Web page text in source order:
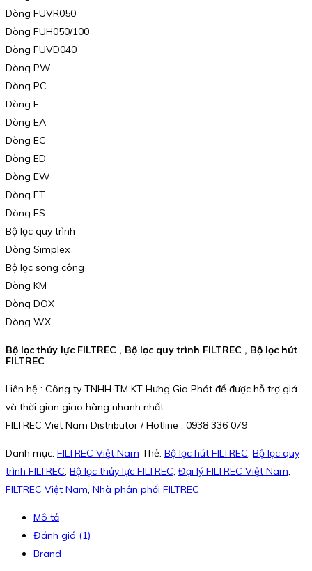
Dòng FUVR050
Dòng FUH050/100
Dòng FUVD040
Dòng PW
Dòng PC
Dòng E
Dòng EA
Dòng EC
Dòng ED
Dòng EW
Dòng ET
Dòng ES
Bộ lọc quy trình
Dòng Simplex
Bộ lọc song công
Dòng KM
Dòng DOX
Dòng WX
Bộ lọc thủy lực FILTREC , Bộ lọc quy trình FILTREC , Bộ lọc hút
FILTREC
Liên hệ : Công ty TNHH TM KT Hưng Gia Phát để được hỗ trợ giá
và thời gian giao hàng nhanh nhất.
FILTREC Viet Nam Distributor / Hotline : 0938 336 079
Danh mục: FILTREC Việt Nam Thẻ: Bộ lọc hút FILTREC Bộ lọc quy
trình FILTREC Bộ lọc thủy lực FILTREC Đại lý FILTREC Việt Nam
FILTREC Việt Nam Nhà phân phối FILTREC
Mô tả
Đánh giá (1)
Brand